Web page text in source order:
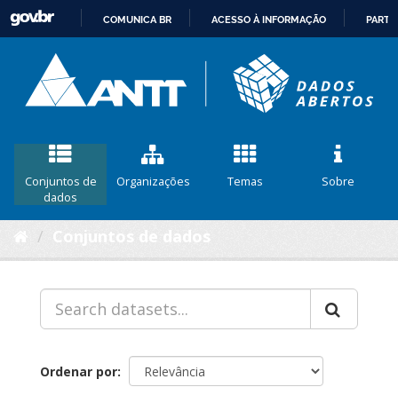
CONTEÚDO
COMUNICA BR ACESSO À INFORMAÇÃO
Conjuntos de
dados
Organizações Temas Sobre
Ordenar por